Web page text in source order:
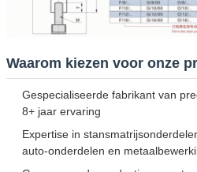
Waarom kiezen voor onze
Gespecialiseerde fabrikant van
8+ jaar ervaring
Expertise in
auto-onderdelen en